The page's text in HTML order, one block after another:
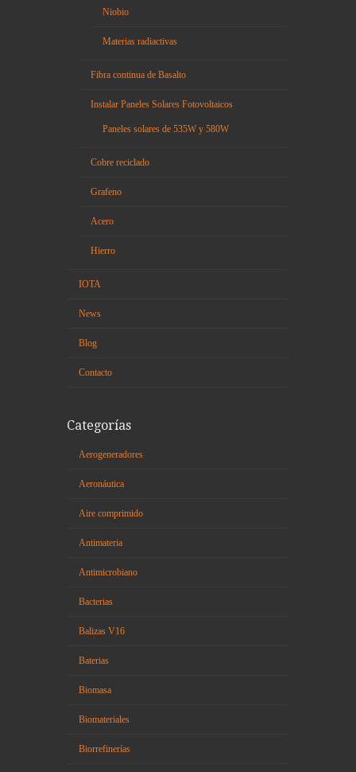
Niobio
Materias radiactivas
Fibra continua de Basalto
Instalar Paneles Solares Fotovoltaicos
Paneles solares de 535W y 580W
Cobre reciclado
Grafeno
Acero
Hierro
IOTA
News
Blog
Contacto
Categorías
Aerogeneradores
Aeronáutica
Aire comprimido
Antimateria
Antimicrobiano
Bacterias
Balizas V16
Baterias
Biomasa
Biomateriales
Biorrefinerías